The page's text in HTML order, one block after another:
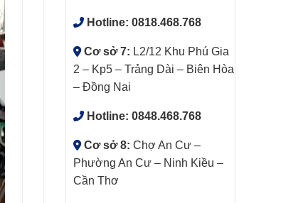
Hotline: 0818.468.768
Cơ sở 7: L2/12 Khu Phú Gia
2 – Kp5 – Trảng Dài – Biên Hòa
– Đồng Nai
Hotline: 0848.468.768
Cơ sở 8: Chợ An Cư –
Phường An Cư – Ninh Kiều –
Cần Thơ